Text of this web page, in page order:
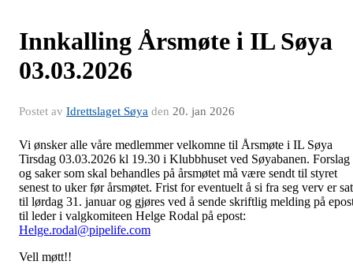
Innkalling Årsmøte i IL Søya
03.03.2026
Postet av Idrettslaget Søya den 20. jan 2026
Vi ønsker alle våre medlemmer velkomne til Årsmøte i IL Søya
Tirsdag 03.03.2026 kl 19.30 i Klubbhuset ved Søyabanen. Forslag
og saker som skal behandles på årsmøtet må være sendt til styret
senest to uker før årsmøtet. Frist for eventuelt å si fra seg verv er
til lørdag 31. januar og gjøres ved å sende skriftlig melding på
til leder i valgkomiteen Helge Rodal på epost:
Helge.rodal@pipelife.com
Vell møtt!!